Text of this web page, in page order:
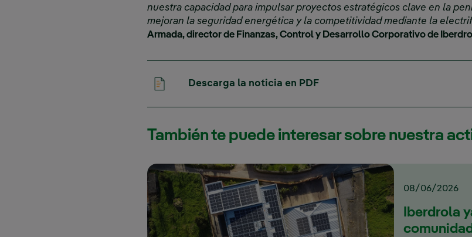
nuestra capacidad para impulsar proyectos estratégicos clave en la
mejoran la seguridad energética y la competitividad mediante la
Armada, director de Finanzas, Control y Desarrollo Corporativo de
Descarga la noticia en PDF
También te puede interesar sobre nuestra
08/06/2026
Iberdrola